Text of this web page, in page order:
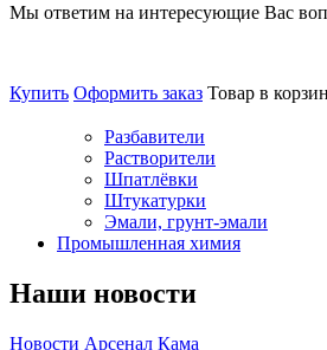
Мы ответим на интересующие Вас
Купить Оформить заказ Товар в
Разбавители
Растворители
Шпатлёвки
Штукатурки
Эмали, грунт-эмали
Промышленная химия
Наши новости
Новости Арсенал Кама